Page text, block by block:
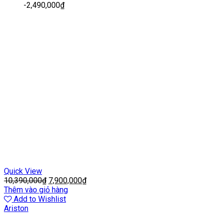
-2,490,000₫
Quick View
10,390,000₫ 7,900,000₫
Thêm vào giỏ hàng
Add to Wishlist
Ariston